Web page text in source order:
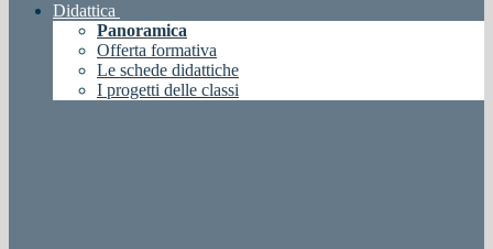
Didattica
Panoramica
Offerta formativa
Le schede didattiche
I progetti delle classi